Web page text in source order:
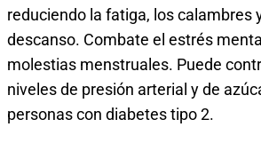
reduciendo la fatiga, los calambres
descanso. Combate el estrés
molestias menstruales. Puede
niveles de presión arterial y de
personas con diabetes tipo 2.